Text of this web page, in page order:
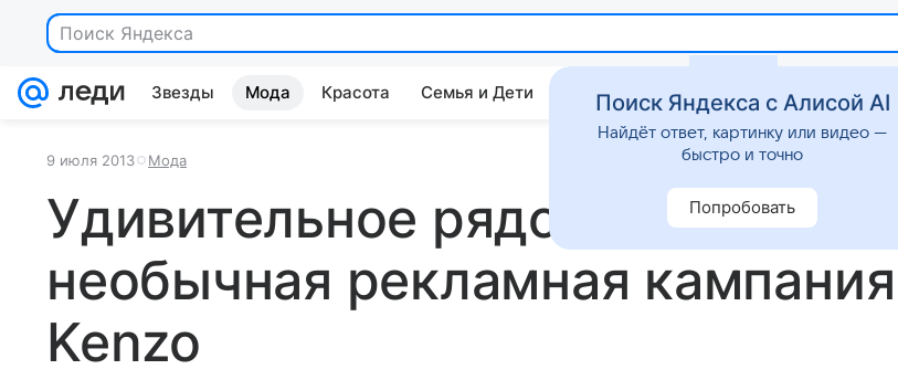
Поиск Яндекса
Звезды Мода Красота Семья и Дети Дом Гороскопы Стиль жизни
9 июля 2013 Мода
Удивительное рядом:
необычная рекламная кампания
Kenzo
Поиск Яндекса с Алисой AI
Найдёт ответ, картинку или видео —
быстро и точно
Попробовать